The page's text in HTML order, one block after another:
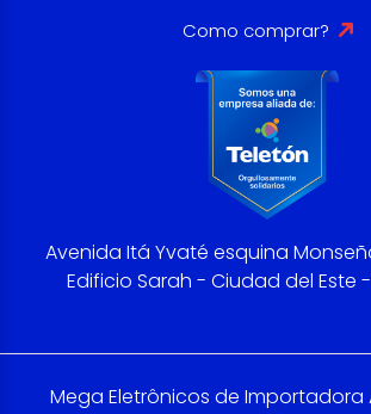
Como comprar?
Avenida Itá Yvaté esquina
Edificio Sarah - Ciudad del Este
Mega Eletrônicos de Importadora